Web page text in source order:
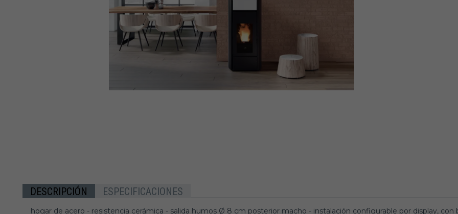
DESCRIPCIÓN ESPECIFICACIONES
hogar de acero - resistencia cerámica - salida humos Ø 8 cm posterior macho - instalación configurable por display, con